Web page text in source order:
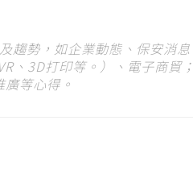
趨勢，如企業動態、保安消
、3D打印等。）、電子商貿
等心得。